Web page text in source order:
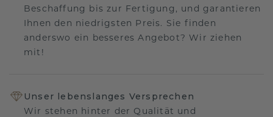
Beschaffung bis zur Fertigung, und garantieren
Ihnen den niedrigsten Preis. Sie finden
anderswo ein besseres Angebot? Wir ziehen
mit!
Unser lebenslanges Versprechen
Wir stehen hinter der Qualität und